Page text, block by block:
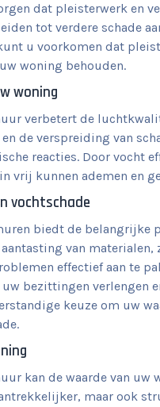
dat pleisterwerk en
tot verdere schade
u voorkomen dat
woning behouden.
woning
verbetert de
de verspreiding van
reacties. Door vocht
vrij kunnen ademen en
vochtschade
biedt de belangrijke
van
effectief aan te
bezittingen verlengen
keuze om uw
kan de waarde van
maar ook